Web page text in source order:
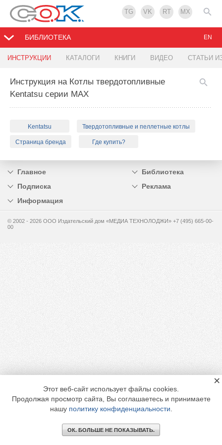
TG VK RT MX
БИБЛИОТЕКА
ИНСТРУКЦИИ КАТАЛОГИ КНИГИ ВИДЕО СТАТЬИ
EN
Инструкция на Котлы твердотопливные
Kentatsu серии MAX
Kentatsu Твердотопливные и пеллетные котлы
Страница бренда Где купить?
Главное
Библиотека
Подписка
Реклама
Информация
© 2002 - 2026 OOO Издательский дом «МЕДИА ТЕХНОЛОДЖИ» +7 (495) 665-00-
00
Этот веб-сайт использует файлы cookies.
Продолжая просмотр сайта, Вы соглашаетесь и принимаете
нашу политику конфиденциальности
ОК. БОЛЬШЕ НЕ ПОКАЗЫВАТЬ.
×